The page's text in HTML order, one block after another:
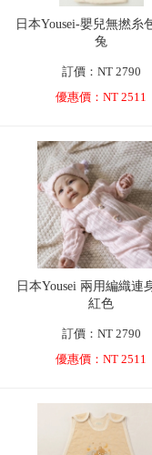
日本Yousei-嬰兒無撚糸
兔
訂價：NT 2790
優惠價：NT 2511
日本Yousei 兩用編織連
紅色
訂價：NT 2790
優惠價：NT 2511